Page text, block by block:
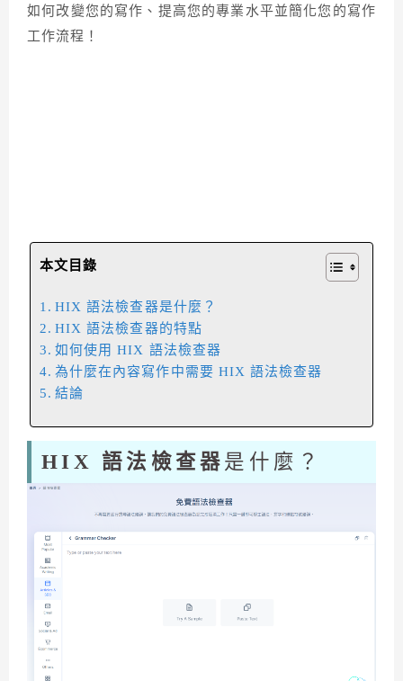
如何改變您的寫作、提高您的專業水平並簡化您的寫作
工作流程！
本文目錄
HIX 語法檢查器是什麼？
HIX 語法檢查器的特點
如何使用 HIX 語法檢查器
為什麼在內容寫作中需要 HIX 語法檢查器
結論
HIX 語法檢查器 是什麼？